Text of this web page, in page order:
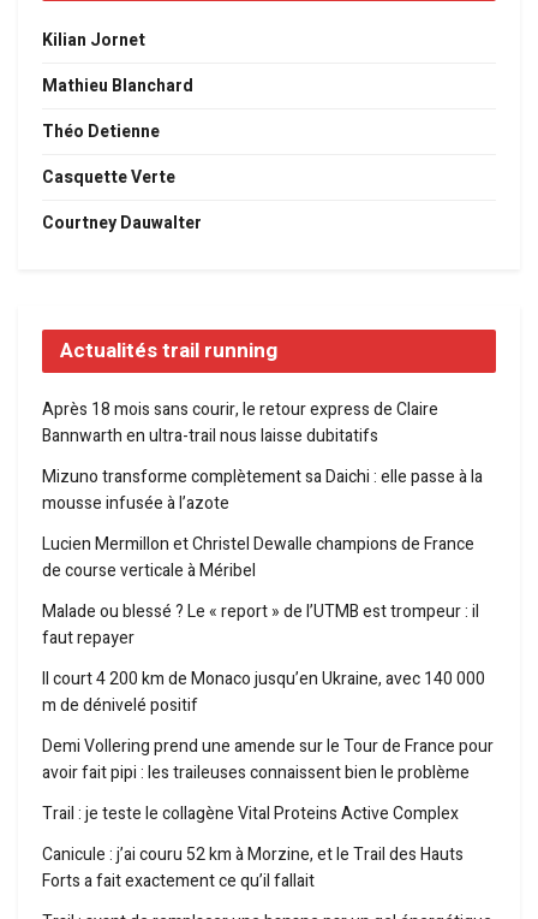
Kilian Jornet
Mathieu Blanchard
Théo Detienne
Casquette Verte
Courtney Dauwalter
Actualités trail running
Après 18 mois sans courir, le retour express de Claire
Bannwarth en ultra-trail nous laisse dubitatifs
Mizuno transforme complètement sa Daichi : elle passe à la
mousse infusée à l’azote
Lucien Mermillon et Christel Dewalle champions de France
de course verticale à Méribel
Malade ou blessé ? Le « report » de l’UTMB est trompeur : il
faut repayer
Il court 4 200 km de Monaco jusqu’en Ukraine, avec 140 000
m de dénivelé positif
Demi Vollering prend une amende sur le Tour de France pour
avoir fait pipi : les traileuses connaissent bien le problème
Trail : je teste le collagène Vital Proteins Active Complex
Canicule : j’ai couru 52 km à Morzine, et le Trail des Hauts
Forts a fait exactement ce qu’il fallait